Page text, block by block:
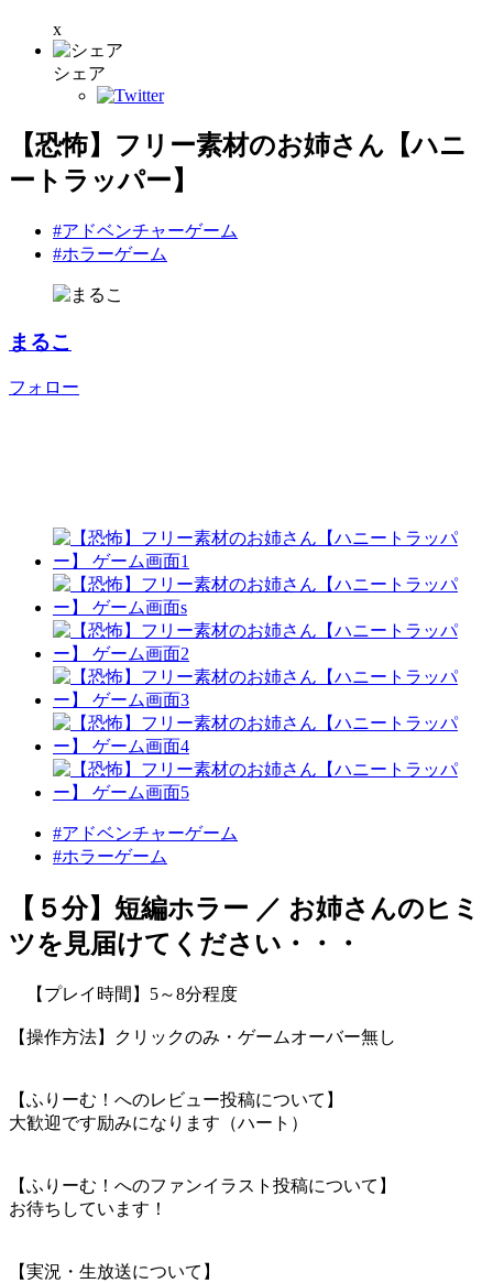
x
シェア
【恐怖】フリー素材のお姉さん【ハニ
ートラッパー】
#アドベンチャーゲーム
#ホラーゲーム
まるこ
フォロー
#アドベンチャーゲーム
#ホラーゲーム
【５分】短編ホラー ／ お姉さんのヒミ
ツを見届けてください・・・
【プレイ時間】5～8分程度
【操作方法】クリックのみ・ゲームオーバー無し
【ふりーむ！へのレビュー投稿について】
大歓迎です励みになります（ハート）
【ふりーむ！へのファンイラスト投稿について】
お待ちしています！
【実況・生放送について】